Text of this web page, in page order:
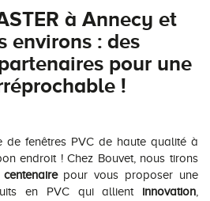
à Annecy et
environs : des
pour une
!
de fenêtres PVC de haute qualité à
endroit ! Chez Bouvet, nous tirons
pour vous proposer une
en PVC qui allient innovation